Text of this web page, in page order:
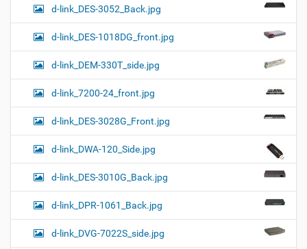
d-link_DES-3052_Back.jpg
d-link_DES-1018DG_front.jpg
d-link_DEM-330T_side.jpg
d-link_7200-24_front.jpg
d-link_DES-3028G_Front.jpg
d-link_DWA-120_Side.jpg
d-link_DES-3010G_Back.jpg
d-link_DPR-1061_Back.jpg
d-link_DVG-7022S_side.jpg